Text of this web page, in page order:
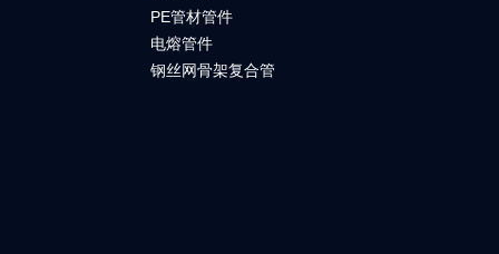
PE管材管件
电熔管件
钢丝网骨架复合管